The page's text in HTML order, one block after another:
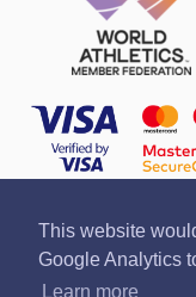
This website
Google Analytics
Learn more
Ziņo par pārkāpumu
Pirkšanas un atgriešanas